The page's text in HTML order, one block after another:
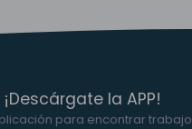
¡Descárgate la APP!
para encontrar trabajo